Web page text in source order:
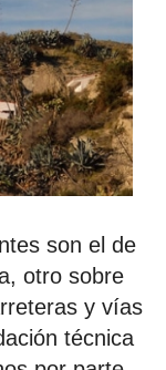
son el de
otro sobre
y vías
técnica